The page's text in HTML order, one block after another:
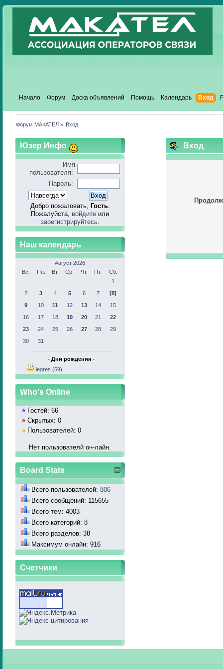
Начало Форум Доска объявлений Помощь Календарь Вход
Форум МАКАТЕЛ » Вход
Юзер Инфо
Имя
пользователя:
Пароль:
Добро пожаловать, Гость.
Пожалуйста, войдите или
зарегистрируйтесь.
Наш календарь
Август 2026
Вс.
Пн. Вт. Ср. Чт. Пт.
Сб.
1
2
3 4 5 6 7
[8]
9
10 11 12 13 14
15
16
17 18 19 20 21
22
23
24 25 26 27 28
29
30
31
- Дни рождения -
iegres (59)
Who's Online
Гостей: 66
Скрытых: 0
Пользователей: 0
Нет пользователй он-лайн.
Board Stats
Всего пользователей: 806
Всего сообщений: 115655
Всего тем: 4003
Всего категорий: 8
Всего разделов: 38
Максимум онлайн: 916
Счетчики
Вход